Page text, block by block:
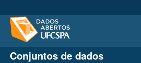
Conjuntos de dados
Conjuntos de dados